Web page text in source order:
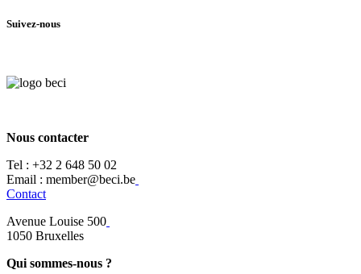
Suivez-nous
Nous contacter
Tel : +32 2 648 50 02​
​​Email : member@beci.be
Contact
Avenue Louise 500
​1050 Bruxelles
Qui sommes-nous ?